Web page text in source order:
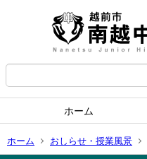
ホーム
ホーム おしらせ・授業風景